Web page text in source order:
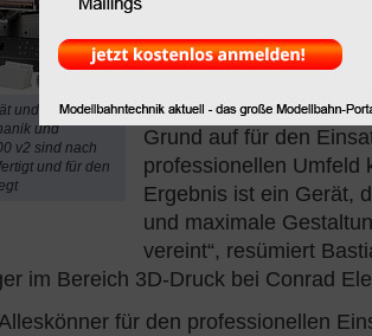
und
und
v2 sind nach
und für den
verbesserten
war es, einen Drucker
Grund auf für den
professionellen Umfeld
Ergebnis ist ein Gerät,
und maximale
vereint“, resümiert
im Bereich 3D-Druck bei Conrad
für den professionellen